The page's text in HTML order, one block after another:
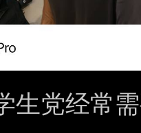
生党经常